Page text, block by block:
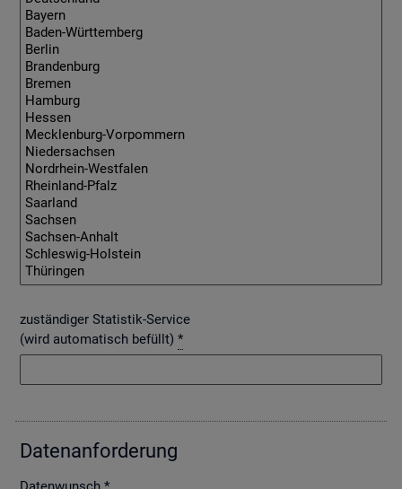
zuständiger Statistik-Service
(wird automatisch befüllt) *
Da­ten­an­for­de­rung